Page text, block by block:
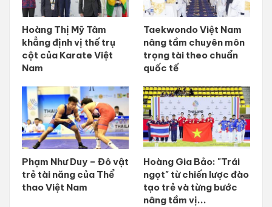
Hoàng Thị Mỹ Tâm
khẳng định vị thế trụ
cột của Karate Việt
Nam
Taekwondo Việt Nam
nâng tầm chuyên môn
trọng tài theo chuẩn
quốc tế
Phạm Như Duy – Đô vật
trẻ tài năng của Thể
thao Việt Nam
Hoàng Gia Bảo: "Trái
ngọt" từ chiến lược đào
tạo trẻ và từng bước
nâng tầm vị...